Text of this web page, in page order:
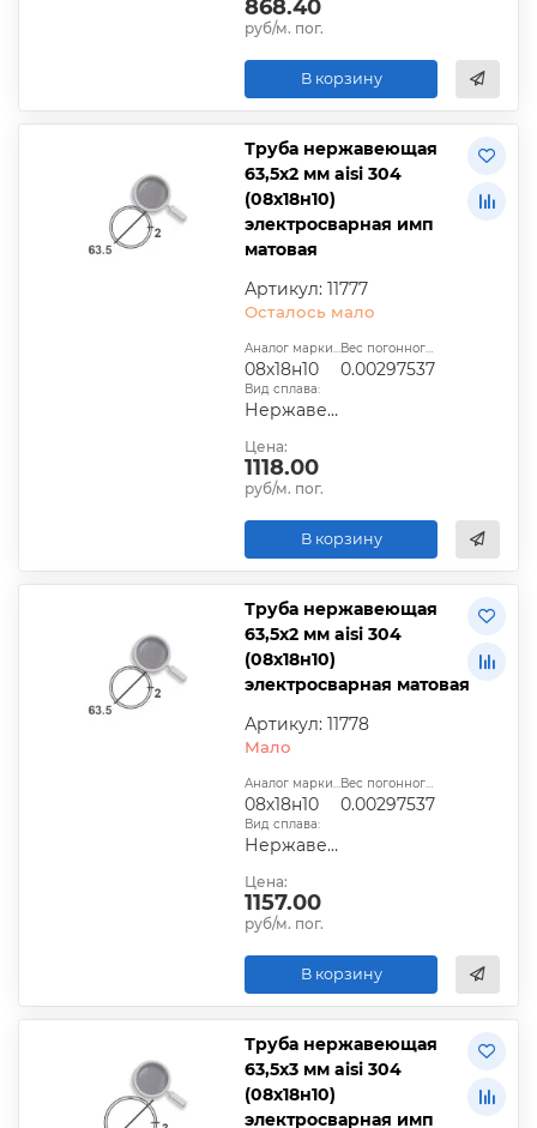
868.40
руб/м. пог.
В корзину
Труба нержавеющая
63,5х2 мм aisi 304
(08х18н10)
электросварная имп
матовая
Артикул: 11777
Осталось мало
Аналог марки стали:
08х18н10
Вес погонного метра, т.:
0.00297537
Вид сплава:
Нержавеющая сталь
Цена:
1118.00
руб/м. пог.
В корзину
Труба нержавеющая
63,5х2 мм aisi 304
(08х18н10)
электросварная матовая
Артикул: 11778
Мало
Аналог марки стали:
08х18н10
Вес погонного метра, т.:
0.00297537
Вид сплава:
Нержавеющая сталь
Цена:
1157.00
руб/м. пог.
В корзину
Труба нержавеющая
63,5х3 мм aisi 304
(08х18н10)
электросварная имп